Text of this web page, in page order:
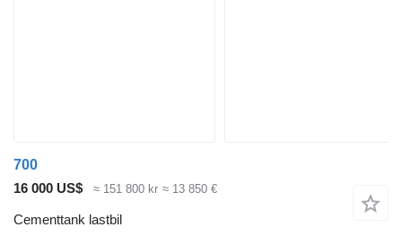
700
16 000 US$
≈ 151 800 kr ≈ 13 850 €
Cementtank lastbil